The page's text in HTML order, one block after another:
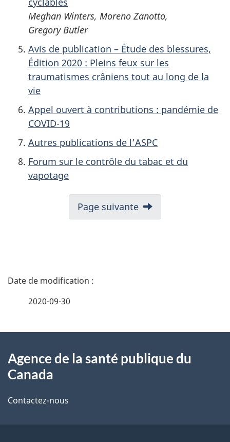
Meghan Winters, Moreno Zanotto,
Gregory Butler
Avis de publication – Étude des blessures,
Édition 2020 : Pleins feux sur les
traumatismes crâniens tout au long de la
vie
Appel ouvert à contributions : pandémie de
COVID-19
Autres publications de l’ASPC
Forum sur le contrôle du tabac et du
vapotage
Page suivante
D
i
s
2020-09-30
propos
de
ce
Agence de la santé publique du
Canada
Contactez-nous